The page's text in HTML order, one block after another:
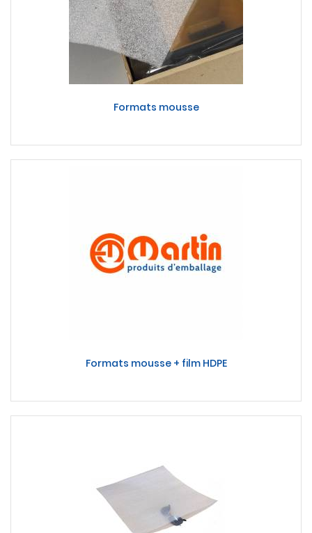
Formats mousse
Formats mousse + film HDPE